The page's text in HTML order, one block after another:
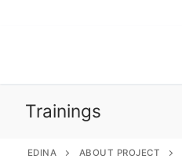
Trainings
EDINA ABOUT PROJECT